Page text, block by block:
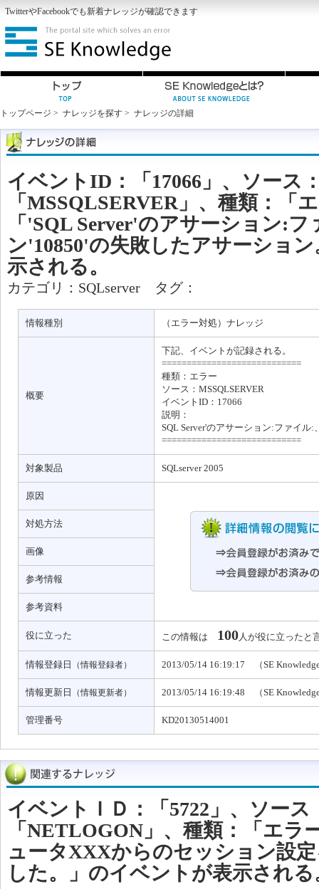
TwitterやFacebookでも新着ナレッジが確認できます
トップページ > ナレッジを探す > ナレッジの詳細
イベントID：「17066」、ソース
「MSSQLSERVER」、種類：「
「'SQL Server'のアサーション:フ
ン'10850'の失敗したアサーショ
示される。
カテゴリ： SQLserver タグ：
情報種別 （エラー対処）ナレッジ
概要
下記、イベントが記録される。
============================
種類：エラー
ソース：MSSQLSERVER
イベントID：17066
説明：
SQL Server'のアサーション:ファイル:
============================
対象製品 SQLserver 2005
原因
対処方法
画像
参考情報
参考資料
役に立った この情報は 100人が役に立った
情報登録日 （情報登録者） 2013/05/14 16:19:17 （SE
情報更新日 （情報更新者） 2013/05/14 16:19:48 （SE
管理番号 KD20130514001
イベントＩＤ：「5722」、ソース
「NETLOGON」、種類：「エラ
ュータXXXからのセッション設
した。」のイベントが表示される